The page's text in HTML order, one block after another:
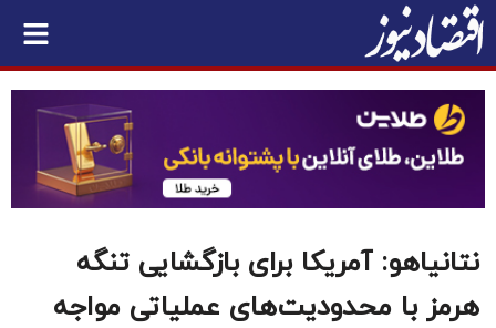
نتانیاهو: آمریکا برای بازگشایی تنگه
هرمز با محدودیت‌های عملیاتی مواجه